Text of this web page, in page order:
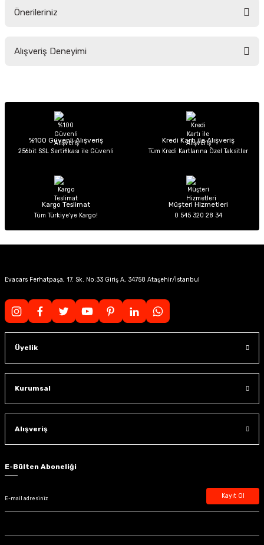
Önerileriniz
yetersiz gördüğünüz noktaları öneri formunu kullanarak tarafımıza
Ürün açıklamasında eksik bilgiler bulunuyor.
Ürün bilgilerinde hatalar bulunuyor.
Ürün fiyatı diğer sitelerden daha pahalı.
Alışveriş Deneyimi
Sitemize ilk yorumu siz yapın!
%100 Güvenli Alışveriş
256bit SSL Sertifikası ile Güvenli
Kredi Kartı ile Alışveriş
Tüm Kredi Kartlarına Özel Taksitler
Kargo Teslimat
Tüm Türkiye’ye Kargo!
Müşteri Hizmetleri
0 545 320 28 34
Evacars Ferhatpaşa, 17. Sk. No:33 Giriş A, 34758 Ataşehir/İstanbul
Üyelik
Kurumsal
Alışveriş
E-Bülten Aboneliği
Kayıt Ol